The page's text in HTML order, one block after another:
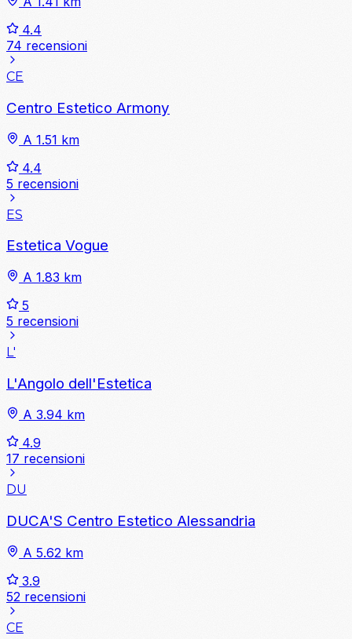
4.4
74 recensioni
CE
Centro Estetico Armony
A 1.51 km
4.4
5 recensioni
ES
Estetica Vogue
A 1.83 km
5
5 recensioni
L'
L'Angolo dell'Estetica
A 3.94 km
4.9
17 recensioni
DU
DUCA'S Centro Estetico Alessandria
A 5.62 km
3.9
52 recensioni
CE